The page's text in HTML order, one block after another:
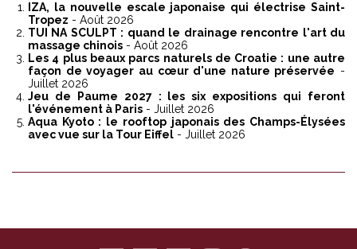
IZA, la nouvelle escale japonaise qui électrise Saint-
Tropez - Août 2026
TUI NA SCULPT : quand le drainage rencontre l'art du
massage chinois - Août 2026
Les 4 plus beaux parcs naturels de Croatie : une autre
façon de voyager au cœur d'une nature préservée -
Juillet 2026
Jeu de Paume 2027 : les six expositions qui feront
l'événement à Paris - Juillet 2026
Aqua Kyoto : le rooftop japonais des Champs-Élysées
avec vue sur la Tour Eiffel - Juillet 2026